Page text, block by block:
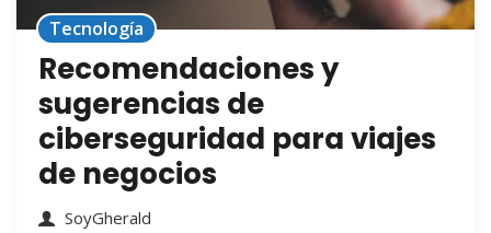
Tecnología
Recomendaciones y
sugerencias de
ciberseguridad para viajes
de negocios
SoyGherald